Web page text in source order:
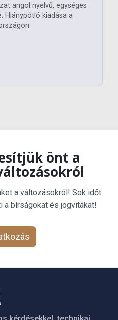
angol nyelvű, egységes
Hiánypótló kiadása a
önt a
a változásokról! Sok időt
a bírságokat és jogvitákat!